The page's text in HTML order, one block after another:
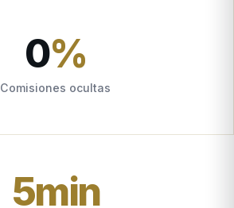
0%
Comisiones ocultas
5min